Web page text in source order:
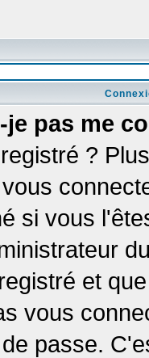
pas me
?
si vous
et
vous
passe.